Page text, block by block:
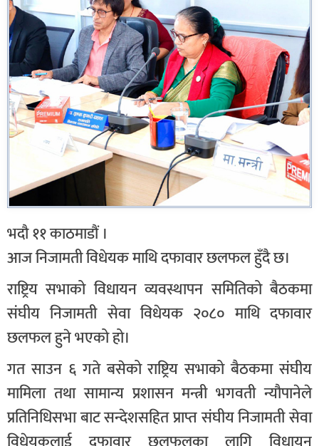
भदौ ११ काठमाडौं ।
आज निजामती विधेयक माथि दफावार छलफल हुँदै छ।
राष्ट्रिय सभाको विधायन व्यवस्थापन समितिको बैठकमा
संघीय निजामती सेवा विधेयक २०८० माथि दफावार
छलफल हुने भएको हो।
गत साउन ६ गते बसेको राष्ट्रिय सभाको बैठकमा संघीय
मामिला तथा सामान्य प्रशासन मन्त्री भगवती न्यौपानेले
प्रतिनिधिसभा बाट सन्देशसहित प्राप्त संघीय निजामती सेवा